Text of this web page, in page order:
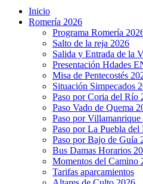
Inicio
Romería 2026
Programa Romería
Salto de la reja 2026
Salida y Entrada de la
Presentación Hdades
Misa de Pentecostés
Situación Simpecados
Paso por Coria del Río
Paso Vado de Quema
Paso por Villamanrique
Paso por La Puebla del
Paso por Bajo de Guía
Bus Damas Horarios
Momentos del Camino
Tarifas aparcamientos